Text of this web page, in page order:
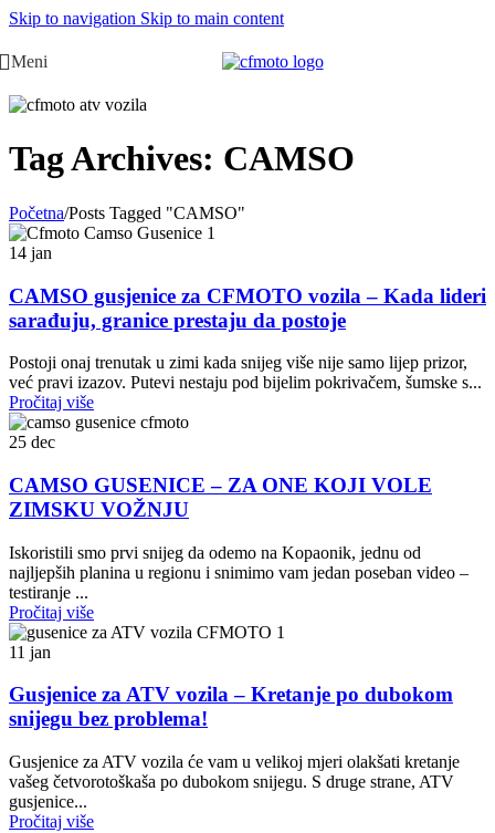
Skip to navigation Skip to main content
Meni
Tag Archives: CAMSO
Početna/Posts Tagged "CAMSO"
14 jan
CAMSO gusjenice za CFMOTO vozila – Kada lideri
sarađuju, granice prestaju da postoje
Postoji onaj trenutak u zimi kada snijeg više nije samo lijep prizor,
već pravi izazov. Putevi nestaju pod bijelim pokrivačem, šumske s...
Pročitaj više
25 dec
CAMSO GUSENICE – ZA ONE KOJI VOLE
ZIMSKU VOŽNJU
Iskoristili smo prvi snijeg da odemo na Kopaonik, jednu od
najljepših planina u regionu i snimimo vam jedan poseban video –
testiranje ...
Pročitaj više
11 jan
Gusjenice za ATV vozila – Kretanje po dubokom
snijegu bez problema!
Gusjenice za ATV vozila će vam u velikoj mjeri olakšati kretanje
vašeg četvorotoškaša po dubokom snijegu. S druge strane, ATV
gusjenice...
Pročitaj više